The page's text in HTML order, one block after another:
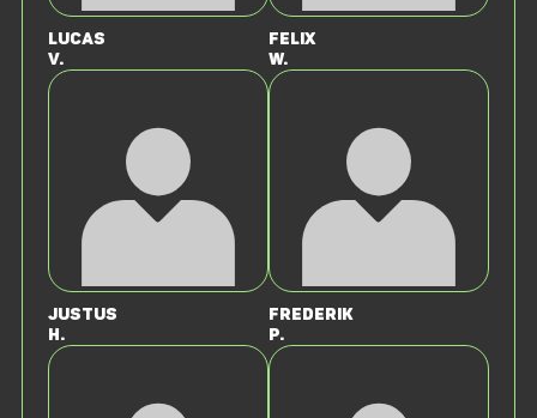
Lucas
v.
Felix
W.
Justus
H.
Frederik
P.